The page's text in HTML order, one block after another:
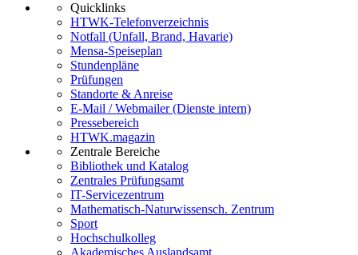
Quicklinks
HTWK-Telefonverzeichnis
Notfall (Unfall, Brand, Havarie)
Mensa-Speiseplan
Stundenpläne
Prüfungen
Standorte & Anreise
E-Mail / Webmailer (Dienste intern)
Pressebereich
HTWK.magazin
Zentrale Bereiche
Bibliothek und Katalog
Zentrales Prüfungsamt
IT-Servicezentrum
Mathematisch-Naturwissensch. Zentrum
Sport
Hochschulkolleg